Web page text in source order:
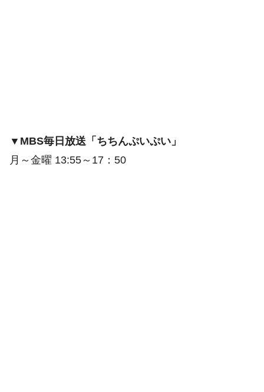
▼MBS毎日放送「ちちんぷいぷい」
月～金曜 13:55～17：50